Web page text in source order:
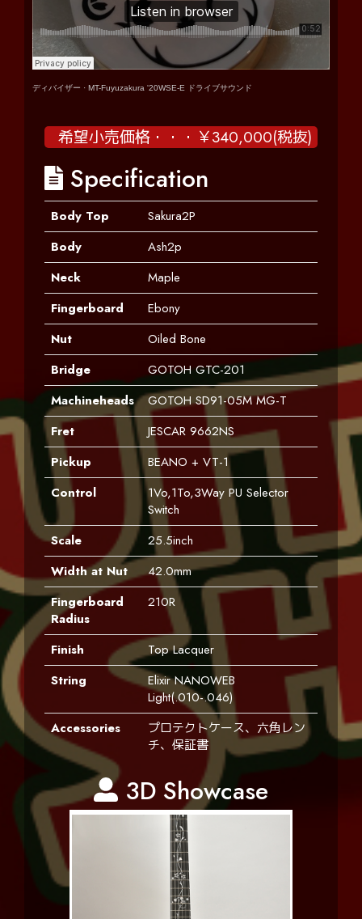
ディバイザー · MT-Fuyuzakura '20WSE-E ドライブサウンド
希望小売価格・・・￥340,000(税抜)
Specification
Body Top
Sakura2P
Body
Ash2p
Neck
Maple
Fingerboard
Ebony
Nut
Oiled Bone
Bridge
GOTOH GTC-201
Machineheads
GOTOH SD91-05M MG-T
Fret
JESCAR 9662NS
Pickup
BEANO + VT-1
Control
1Vo,1To,3Way PU Selector
Switch
Scale
25.5inch
Width at Nut
42.0mm
Fingerboard
Radius
210R
Finish
Top Lacquer
String
Elixir NANOWEB
Light(.010-.046)
Accessories
プロテクトケース、六角レン
チ、保証書
3D Showcase